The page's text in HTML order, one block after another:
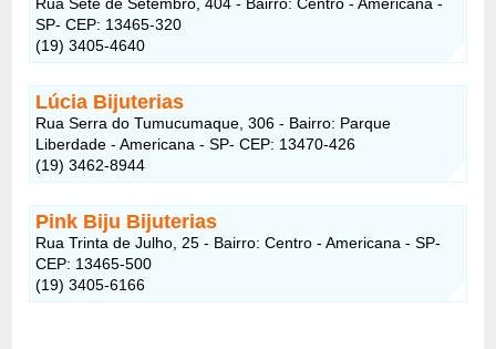
SP- CEP: 13465-320
(19) 3405-4640
Lúcia Bijuterias
Rua Serra do Tumucumaque, 306 - Bairro: Parque
Liberdade - Americana - SP- CEP: 13470-426
(19) 3462-8944
Pink Biju Bijuterias
Rua Trinta de Julho, 25 - Bairro: Centro - Americana - SP-
CEP: 13465-500
(19) 3405-6166